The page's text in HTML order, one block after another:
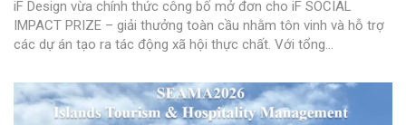
iF Design vừa chính thức công bố mở đơn cho iF SOCIAL
IMPACT PRIZE – giải thưởng toàn cầu nhằm tôn vinh và hỗ trợ
các dự án tạo ra tác động xã hội thực chất. Với tổng...